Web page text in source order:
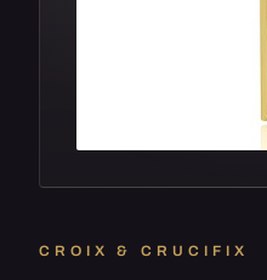
CROIX & CRUCIFIX